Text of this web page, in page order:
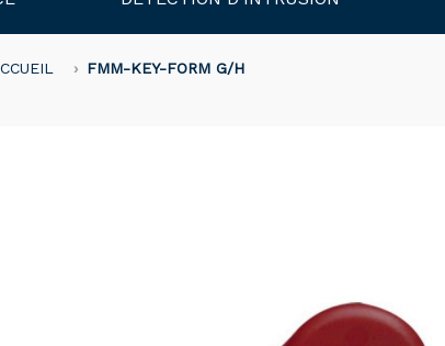
FMM-KEY-FORM G/H